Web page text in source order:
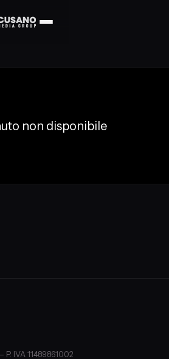
non disponibile
P. IVA 11489861002